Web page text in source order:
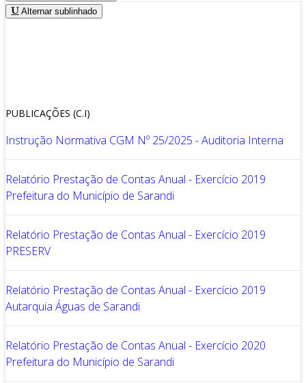
Alternar sublinhado
PUBLICAÇÕES (C.I)
Instrução Normativa CGM Nº 25/2025 - Auditoria Interna
Relatório Prestação de Contas Anual - Exercício 2019
Prefeitura do Município de Sarandi
Relatório Prestação de Contas Anual - Exercício 2019
PRESERV
Relatório Prestação de Contas Anual - Exercício 2019
Autarquia Águas de Sarandi
Relatório Prestação de Contas Anual - Exercício 2020
Prefeitura do Município de Sarandi